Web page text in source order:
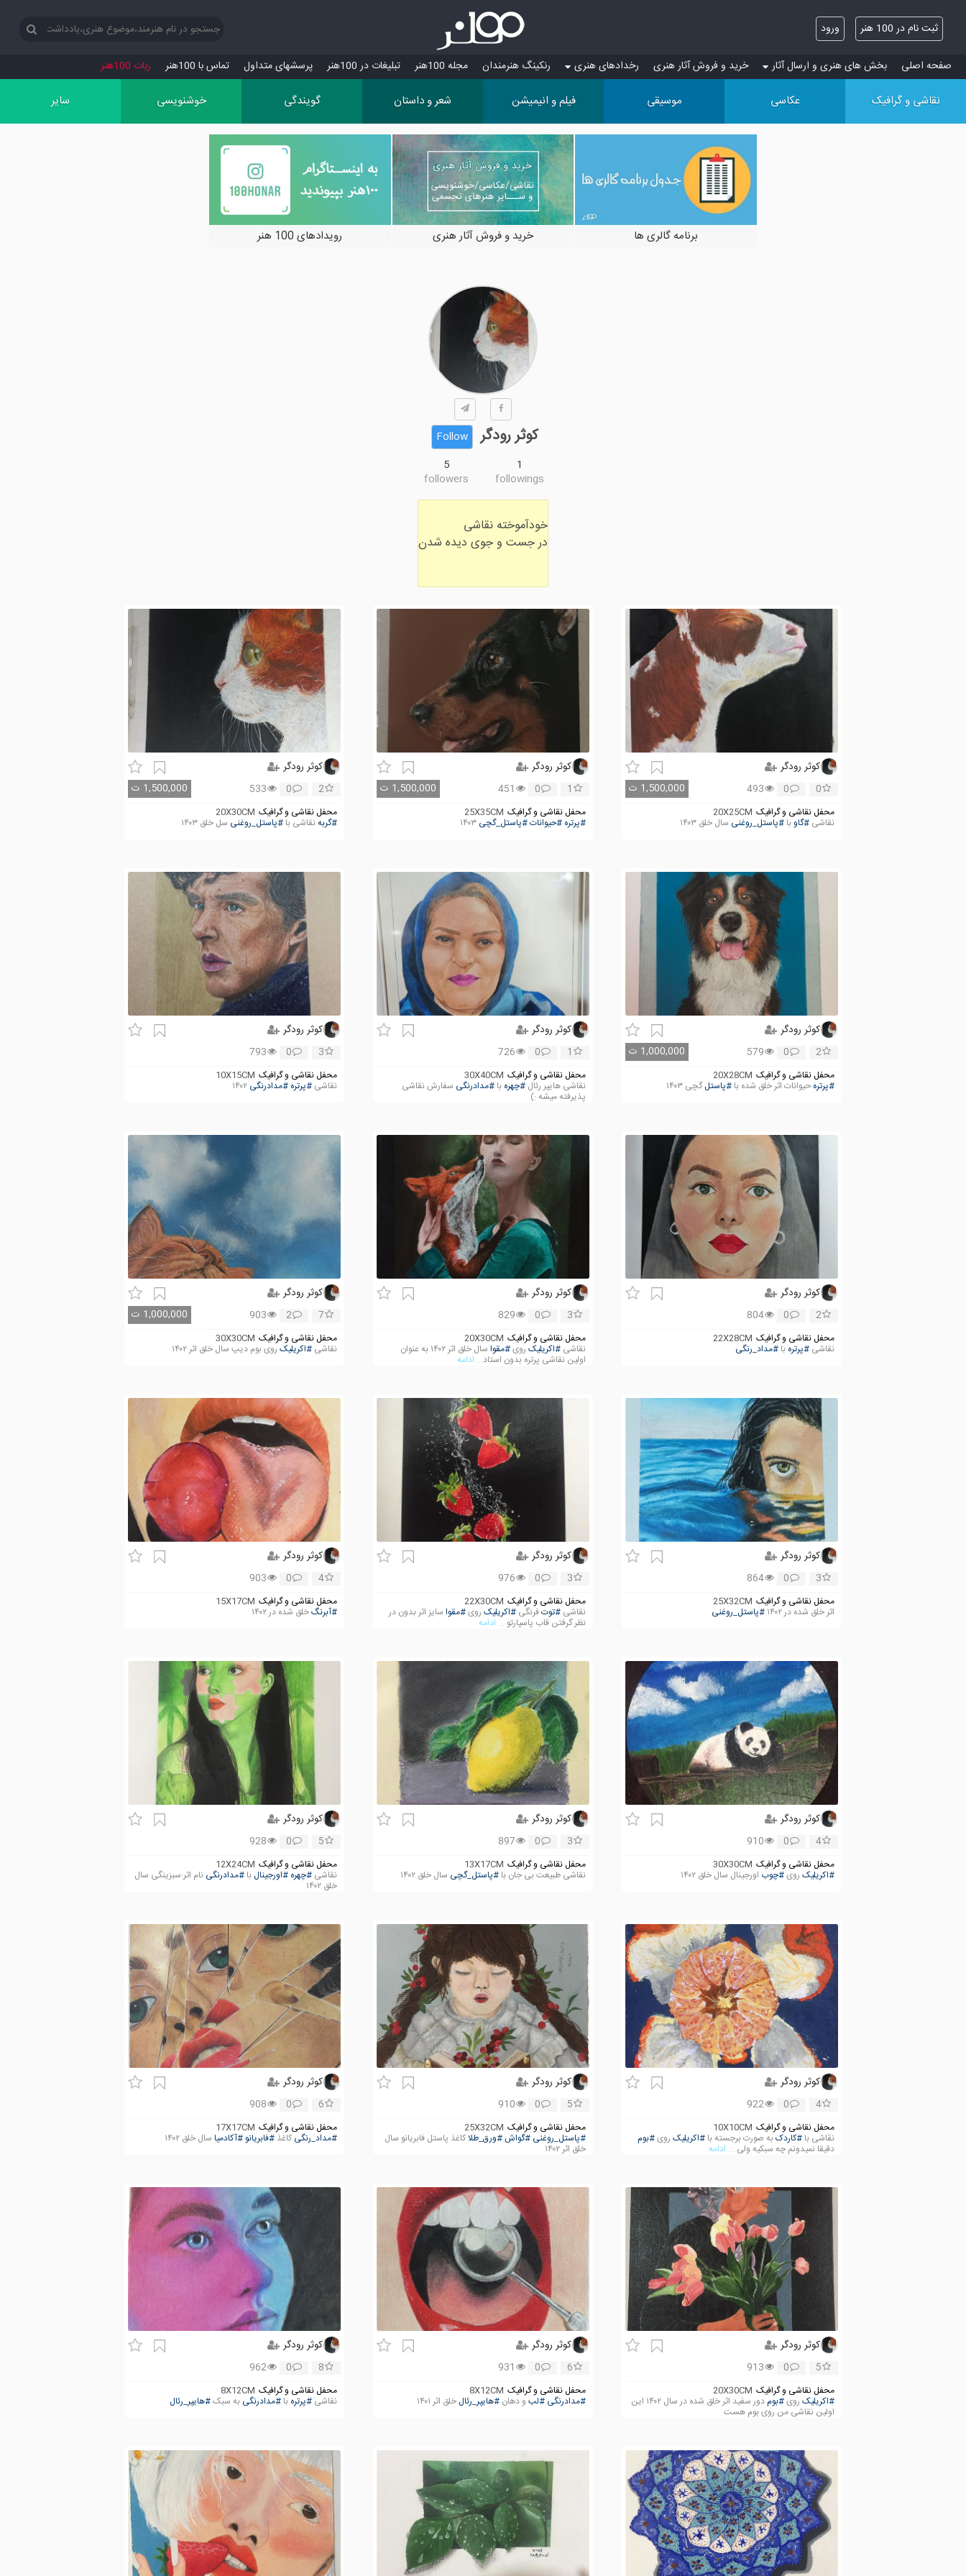
ثبت نام در 100 هنر ورود
صفحه اصلی بخش های هنری و ارسال آثار خرید و فروش آثار هنری رخدادهای هنری رنکینگ هنرمندان مجله 100هنر تبلیغات در 100هنر پرسش‏های متداول تماس با 100هنر ربات 100هنر
نقاشی و گرافیک عکاسی موسیقی فیلم و انیمیشن شعر و داستان گویندگی خوشنویسی سایر
رویدادهای 100 هنر خرید و فروش آثار هنری برنامه گالری ها
کوثر رودگر
Follow
1
followings
5
followers
کوثر رودگر
1,500,000 ت 0
0
493
محفل نقاشی و گرافیک 20X25CM
نقاشی #گاو با #پاستل_روغنی سال خلق ۱۴۰۳
کوثر رودگر
1,500,000 ت 1
0
451
محفل نقاشی و گرافیک 25X35CM
#پرتره #حیوانات#پاستل_گچی
کوثر رودگر
1,500,000 ت 2
0
533
محفل نقاشی و گرافیک 20X30CM
#گربه نقاشی با #پاستل_روغنی سل خلق ۱۴۰۳
کوثر رودگر
1,000,000 ت 2
0
579
محفل نقاشی و گرافیک 20X28CM
#پرتره حیوانات اثر خلق شده با #پاستلگچی ۱۴۰۳
کوثر رودگر
1
0
726
محفل نقاشی و گرافیک 30X40CM
نقاشی هایپر رئال #چهره با #مدادرنگی سفارش نقاشی
پذیرفته میشه :)
کوثر رودگر
3
0
793
محفل نقاشی و گرافیک 10X15CM
نقاشی #پرتره #مدادرنگی
کوثر رودگر
2
0
804
محفل نقاشی و گرافیک 22X28CM
نقاشی #پرتره با #مداد_رنگی
کوثر رودگر
3
0
829
محفل نقاشی و گرافیک 20X30CM
نقاشی #اکریلیک روی#مقوا سال خلق اثر ۱۴۰۲ به عنوان
اولین نقاشی پرتره بدون استاد... ادامه
کوثر رودگر
1,000,000 ت 7
2
903
محفل نقاشی و گرافیک 30X30CM
نقاشی #اکریلیک روی بوم دیپ سال خلق اثر ۱۴۰۲
کوثر رودگر
3
0
864
محفل نقاشی و گرافیک 25X32CM
اثر خلق شده در ۱۴۰۲ #پاستل_روغنی
کوثر رودگر
3
0
976
محفل نقاشی و گرافیک 22X30CM
نقاشی #توتفرنگی #اکریلیک روی#مقوا سایز اثر بدون در
نظر گرفتن قاب پاسپارتو ... ادامه
کوثر رودگر
4
0
903
محفل نقاشی و گرافیک 15X17CM
#آبرنگخلق شده در ۱۴۰۲
کوثر رودگر
4
0
910
محفل نقاشی و گرافیک 30X30CM
#اکریلیک روی#چوب اورجینال سال خلق ۱۴۰۲
کوثر رودگر
3
0
897
محفل نقاشی و گرافیک 13X17CM
نقاشی طبیعت بی جان با #پاستل_گچی سال خلق ۱۴۰۲
کوثر رودگر
5
0
928
محفل نقاشی و گرافیک 12X24CM
نقاشی #چهره #اورجینال با #مدادرنگی نام اثر:سبزینگی سال
خلق ۱۴۰۲
کوثر رودگر
4
0
922
محفل نقاشی و گرافیک 10X10CM
نقاشی با #کاردک به صورت برجسته با #اکریلیک روی#بوم
دقیقا نمیدونم چه سبکیه ولی ... ادامه
کوثر رودگر
5
0
910
محفل نقاشی و گرافیک 25X32CM
#پاستل_روغنی #گواش#ورق_طلاکاغذ پاستل فابریانو سال
خلق اثر ۱۴۰۲
کوثر رودگر
6
0
908
محفل نقاشی و گرافیک 17X17CM
#مداد_رنگی کاغذ #فابریانو#آکادمیا سال خلق ۱۴۰۲
کوثر رودگر
5
0
913
محفل نقاشی و گرافیک 20X30CM
#اکریلیک روی#بوم دور سفید اثر خلق شده در سال ۱۴۰۲ این
اولین نقاشی من روی بوم هست
کوثر رودگر
6
0
931
محفل نقاشی و گرافیک 8X12CM
#مدادرنگی #لب و دهان #هایپر_رئال خلق اثر ۱۴۰۱
کوثر رودگر
8
0
962
محفل نقاشی و گرافیک 8X12CM
نقاشی #پرتره با #مدادرنگی به سبک#هایپر_رئال